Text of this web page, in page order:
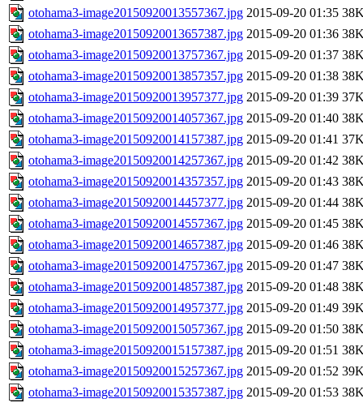
otohama3-image20150920013557367.jpg 2015-09-20 01:35
otohama3-image20150920013657387.jpg 2015-09-20 01:36
otohama3-image20150920013757367.jpg 2015-09-20 01:37
otohama3-image20150920013857357.jpg 2015-09-20 01:38
otohama3-image20150920013957377.jpg 2015-09-20 01:39
otohama3-image20150920014057367.jpg 2015-09-20 01:40
otohama3-image20150920014157387.jpg 2015-09-20 01:41
otohama3-image20150920014257367.jpg 2015-09-20 01:42
otohama3-image20150920014357357.jpg 2015-09-20 01:43
otohama3-image20150920014457377.jpg 2015-09-20 01:44
otohama3-image20150920014557367.jpg 2015-09-20 01:45
otohama3-image20150920014657387.jpg 2015-09-20 01:46
otohama3-image20150920014757367.jpg 2015-09-20 01:47
otohama3-image20150920014857387.jpg 2015-09-20 01:48
otohama3-image20150920014957377.jpg 2015-09-20 01:49
otohama3-image20150920015057367.jpg 2015-09-20 01:50
otohama3-image20150920015157387.jpg 2015-09-20 01:51
otohama3-image20150920015257367.jpg 2015-09-20 01:52
otohama3-image20150920015357387.jpg 2015-09-20 01:53